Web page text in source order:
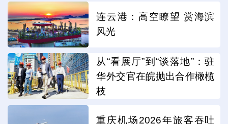
连云港：高空瞭望 赏海滨
风光
从“看展厅”到“谈落地”：驻
华外交官在皖抛出合作橄榄
枝
重庆机场2026年旅客吞吐